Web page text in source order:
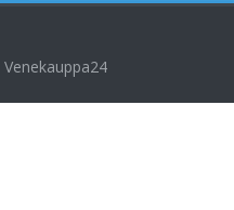
Venekauppa24